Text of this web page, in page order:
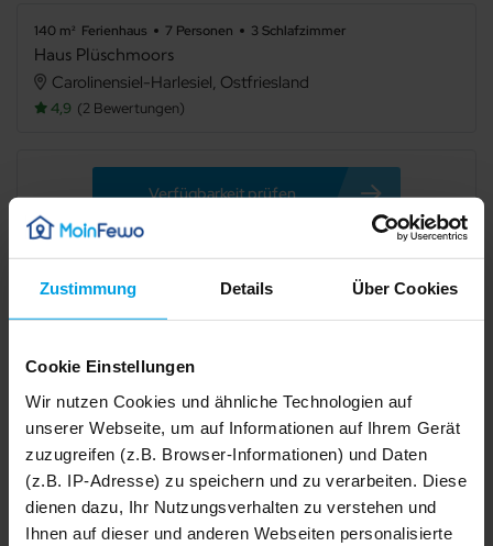
Zustimmung Details Über Cookies
Cookie Einstellungen
Wir nutzen Cookies und ähnliche Technologien auf
unserer Webseite, um auf Informationen auf Ihrem Gerät
zuzugreifen (z.B. Browser-Informationen) und Daten
(z.B. IP-Adresse) zu speichern und zu verarbeiten. Diese
dienen dazu, Ihr Nutzungsverhalten zu verstehen und
Ihnen auf dieser und anderen Webseiten personalisierte
140 m² Ferienhaus 7 Personen 3 Schlafzimmer
Haus Plüschmoors
Carolinensiel-Harlesiel, Ostfriesland
4,9 2 Bewertungen
Verfügbarkeit prüfen
Internet
Grillmöglichkeit
Gefriermöglichkeit Dusche
Badewanne Kamin/Ofen
Kachelofen Waschmaschine